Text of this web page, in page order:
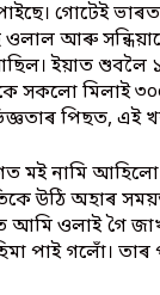
গোটেই
আৰু
ইয়াত
সকলো মিলাই
পিছত, এই
মই নামি
উঠি অহাৰ সময়ত
আমি ওলাই গৈ
পাই গলোঁ। তাৰ